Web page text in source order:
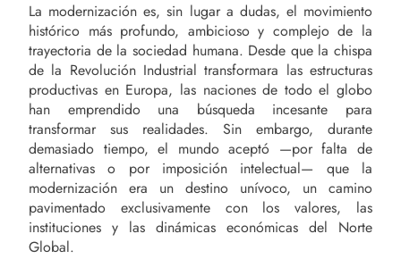
La modernización es, sin lugar a dudas, el movimiento
histórico más profundo, ambicioso y complejo de la
trayectoria de la sociedad humana. Desde que la chispa
de la Revolución Industrial transformara las estructuras
productivas en Europa, las naciones de todo el globo
han emprendido una búsqueda incesante para
transformar sus realidades. Sin embargo, durante
demasiado tiempo, el mundo aceptó —por falta de
alternativas o por imposición intelectual— que la
modernización era un destino unívoco, un camino
pavimentado exclusivamente con los valores, las
instituciones y las dinámicas económicas del Norte
Global.